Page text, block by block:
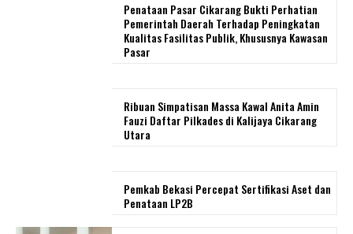
Penataan Pasar Cikarang Bukti Perhatian
Pemerintah Daerah Terhadap Peningkatan
Kualitas Fasilitas Publik, Khususnya Kawasan
Pasar
Ribuan Simpatisan Massa Kawal Anita Amin
Fauzi Daftar Pilkades di Kalijaya Cikarang
Utara
Pemkab Bekasi Percepat Sertifikasi Aset dan
Penataan LP2B